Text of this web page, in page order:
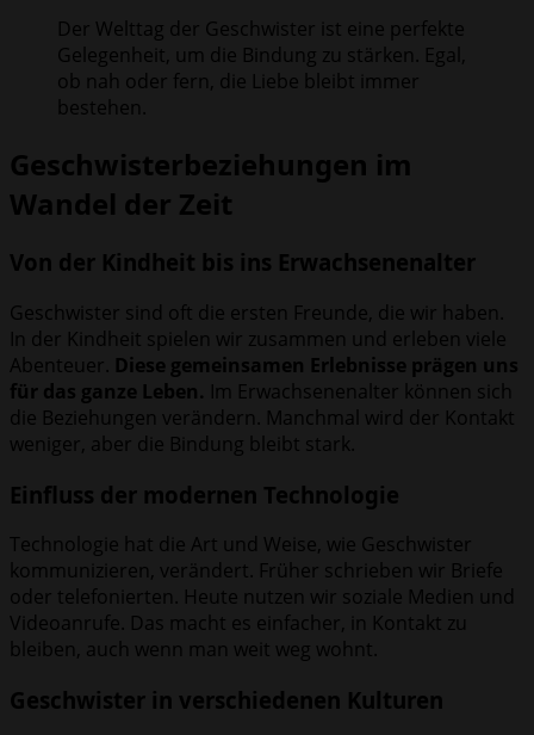
Der Welttag der Geschwister ist eine perfekte
Gelegenheit, um die Bindung zu stärken. Egal,
ob nah oder fern, die Liebe bleibt immer
bestehen.
Geschwisterbeziehungen im
Wandel der Zeit
Von der Kindheit bis ins Erwachsenenalter
Geschwister sind oft die ersten Freunde, die wir haben.
In der Kindheit spielen wir zusammen und erleben viele
Abenteuer. Diese gemeinsamen Erlebnisse prägen uns
für das ganze Leben. Im Erwachsenenalter können sich
die Beziehungen verändern. Manchmal wird der Kontakt
weniger, aber die Bindung bleibt stark.
Einfluss der modernen Technologie
Technologie hat die Art und Weise, wie Geschwister
kommunizieren, verändert. Früher schrieben wir Briefe
oder telefonierten. Heute nutzen wir soziale Medien und
Videoanrufe. Das macht es einfacher, in Kontakt zu
bleiben, auch wenn man weit weg wohnt.
Geschwister in verschiedenen Kulturen